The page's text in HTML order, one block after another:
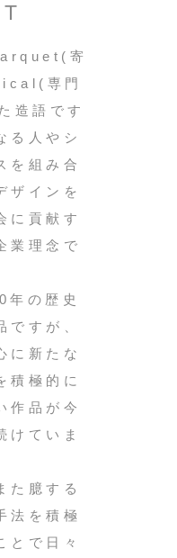
寄
専門
造語です
る人やシ
を組み合
ザインを
に貢献す
業理念で
年の歴史
ですが、
に新たな
積極的に
作品が今
けていま
た臆する
法を積極
とで日々